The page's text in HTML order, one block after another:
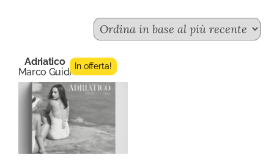
Adriatico
Marco Guidi In offerta!